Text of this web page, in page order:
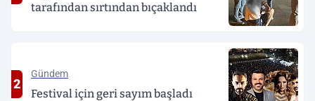
tarafından sırtından bıçaklandı
2
Gündem
Festival için geri sayım başladı